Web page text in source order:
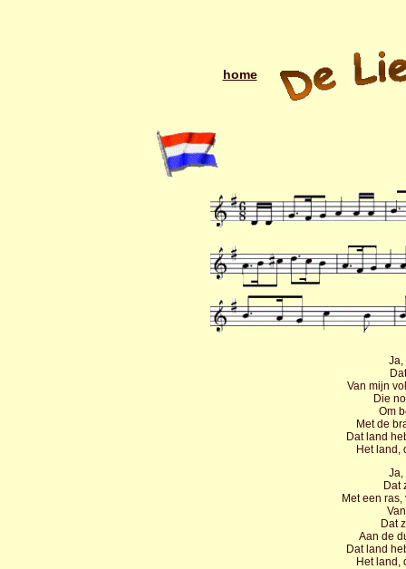
home
Ja,
Van mijn
Die
Om
Met de
Dat land
Het land,
Ja,
Dat
Met een
Dat
Aan de
Dat land
Het land,